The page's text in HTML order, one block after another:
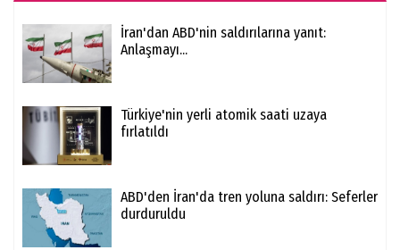
İran'dan ABD'nin saldırılarına yanıt:
Anlaşmayı...
Türkiye'nin yerli atomik saati uzaya
fırlatıldı
ABD'den İran'da tren yoluna saldırı: Seferler
durduruldu